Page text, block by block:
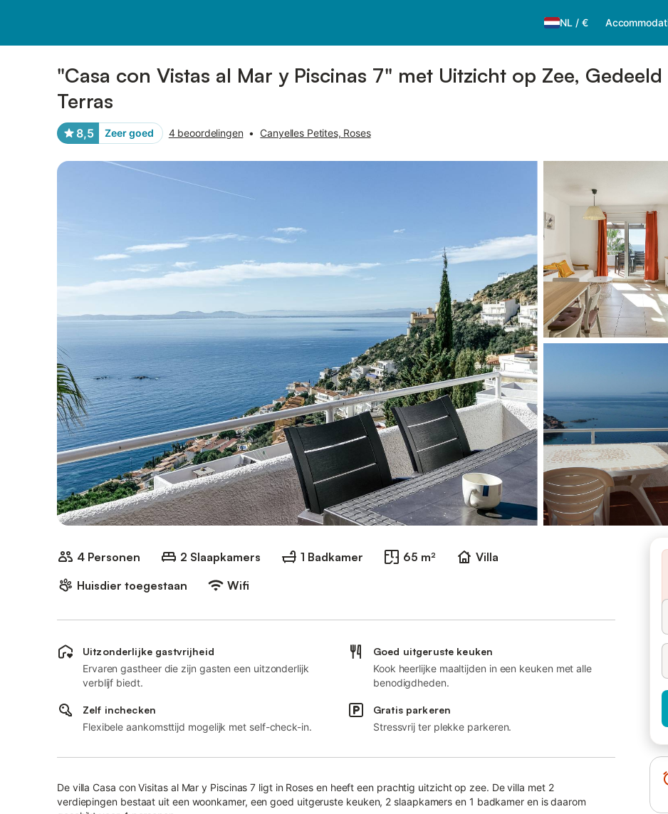
NL / €
"Casa con Vistas al Mar y Piscinas 7" met Uitzicht op Zee,
Terras
8,5 Zeer goed 4 beoordelingen • Canyelles Petites, Roses
4 Personen 2 Slaapkamers 1 Badkamer 65 m²
Villa
Huisdier toegestaan
Wifi
Uitzonderlijke gastvrijheid
Ervaren gastheer die zijn gasten een uitzonderlijk
verblijf biedt.
Goed uitgeruste keuken
Kook heerlijke maaltijden in een keuken met alle
benodigdheden.
Zelf inchecken
Flexibele aankomsttijd mogelijk met self-check-in.
Gratis parkeren
Stressvrij ter plekke parkeren.
De villa Casa con Visitas al Mar y Piscinas 7 ligt in Roses en heeft een prachtig uitzicht op zee. De villa met 2
verdiepingen bestaat uit een woonkamer, een goed uitgeruste keuken, 2 slaapkamers en 1 badkamer en is daarom